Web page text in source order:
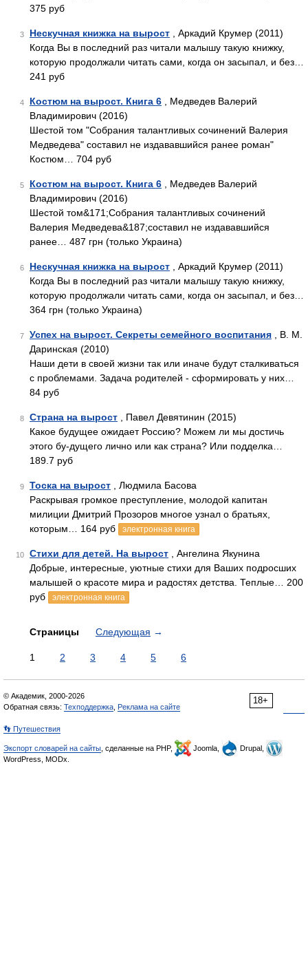
375 руб
3 Нескучная книжка на вырост , Аркадий Крумер (2011)
Когда Вы в последний раз читали малышу такую книжку,
которую продолжали читать сами, когда он засыпал, и без…
241 руб
4 Костюм на вырост. Книга 6 , Медведев Валерий
Владимирович (2016)
Шестой том "Собрания талантливых сочинений Валерия
Медведева" составил не издававшийся ранее роман"
Костюм… 704 руб
5 Костюм на вырост. Книга 6 , Медведев Валерий
Владимирович (2016)
Шестой том&171;Собрания талантливых сочинений
Валерия Медведева&187;составил не издававшийся
ранее… 487 грн (только Украина)
6 Нескучная книжка на вырост , Аркадий Крумер (2011)
Когда Вы в последний раз читали малышу такую книжку,
которую продолжали читать сами, когда он засыпал, и без…
364 грн (только Украина)
7 Успех на вырост. Секреты семейного воспитания , В. М.
Даринская (2010)
Наши дети в своей жизни так или иначе будут сталкиваться
с проблемами. Задача родителей - сформировать у них…
84 руб
8 Страна на вырост , Павел Девятинин (2015)
Какое будущее ожидает Россию? Можем ли мы достичь
этого бу-дущего лично или как страна? Или подделка…
189.7 руб
9 Тоска на вырост , Людмила Басова
Раскрывая громкое преступление, молодой капитан
милиции Дмитрий Прозоров многое узнал о братьях,
которым… 164 руб
электронная книга
10 Стихи для детей. На вырост , Ангелина Якунина
Добрые, интересные, уютные стихи для Ваших подросших
малышей о красоте мира и радостях детства. Теплые… 200
руб
электронная книга
Страницы Следующая →
1 2 3 4 5 6
18+
© Академик, 2000-2026
Обратная связь: Техподдержка Реклама на сайте
👣 Путешествия
Экспорт словарей на сайты , сделанные на PHP, Joomla,
Drupal,
WordPress, MODx.